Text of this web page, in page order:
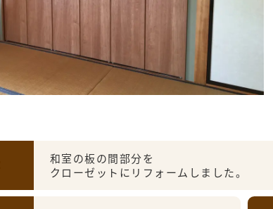
和室の板の間部分を
クローゼットにリフォームしました。